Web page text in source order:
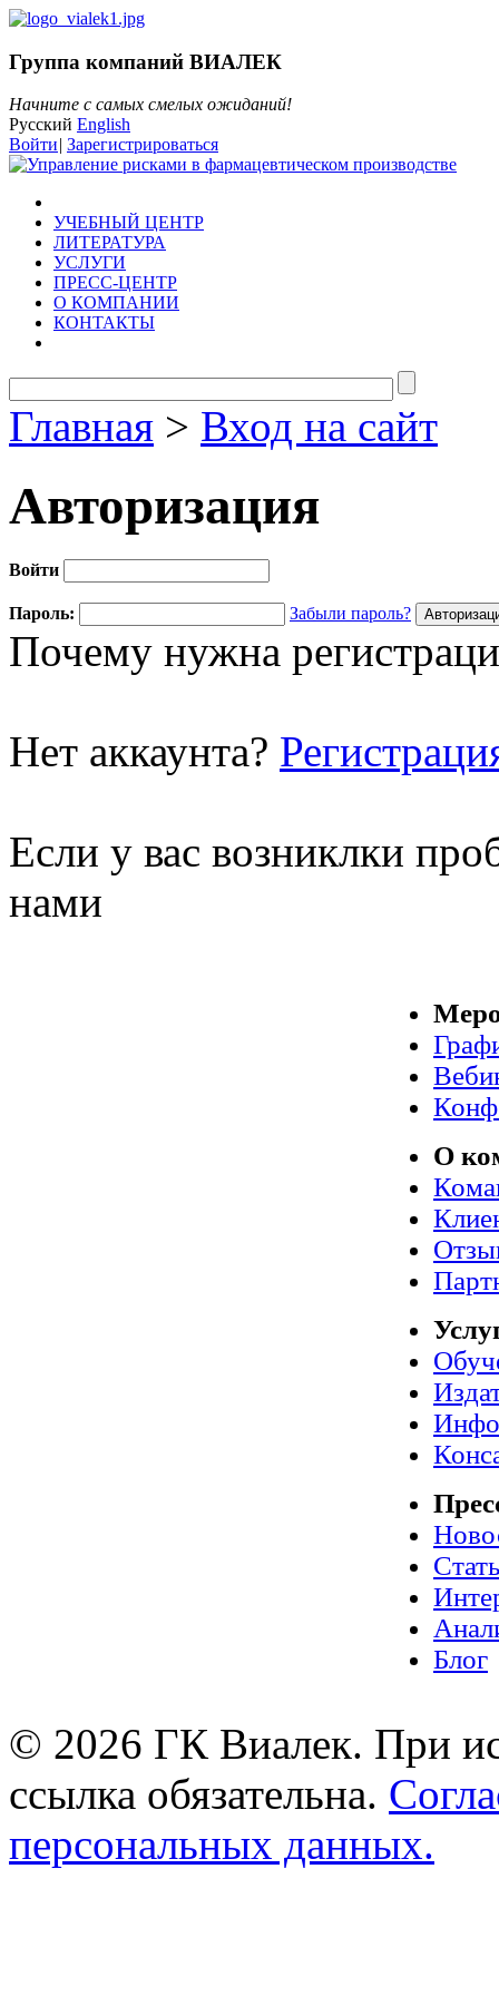
Группа компаний ВИАЛЕК
Начните с самых смелых ожиданий!
Русский English
Войти| Зарегистрироваться
УЧЕБНЫЙ ЦЕНТР
ЛИТЕРАТУРА
УСЛУГИ
ПРЕСС-ЦЕНТР
О КОМПАНИИ
КОНТАКТЫ
Главная > Вход на сайт
Авторизация
Войти
Пароль: Забыли пароль?
Почему нужна
Нет аккаунта?
Если у вас возниклки
нами
О
Блог
© 2026 ГК Виалек. При
ссылка обязательна.
персональных данных.